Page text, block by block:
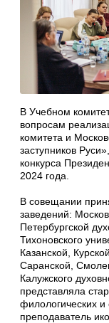
В Учебном
вопросам
комитета и
заступников
конкурса
2024 года.
В совещании
заведений:
Петербургской
Тихоновского
Казанской,
Саранской,
Калужского
представляла
филологических
преподаватель